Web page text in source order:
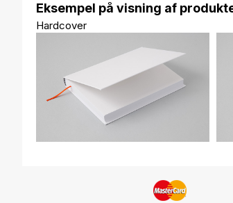
Eksempel på visning af
Hardcover